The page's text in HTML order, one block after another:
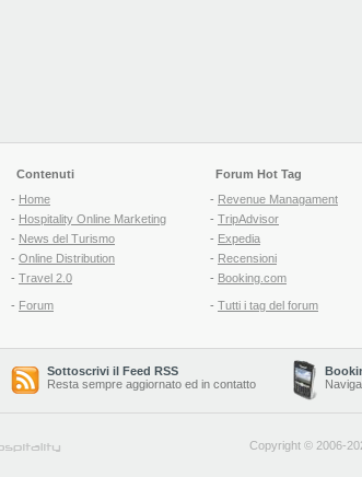
Contenuti
- Home
- Hospitality Online Marketing
- News del Turismo
- Online Distribution
- Travel 2.0
- Forum
Forum Hot Tag
- Revenue Managament
- TripAdvisor
- Expedia
- Recensioni
- Booking.com
- Tutti i tag del forum
Sottoscrivi il Feed RSS
Resta sempre aggiornato ed in contatto
Copyright © 2006-